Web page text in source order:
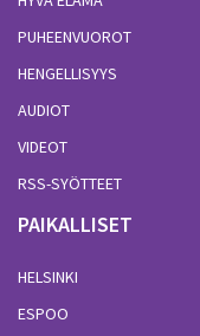
PUHEENVUOROT
HENGELLISYYS
AUDIOT
VIDEOT
RSS-SYÖTTEET
PAIKALLISET
HELSINKI
ESPOO